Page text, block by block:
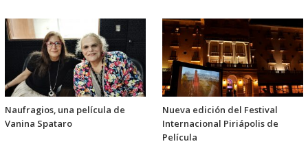
Naufragios, una película de
Vanina Spataro
Nueva edición del Festival
Internacional Piriápolis de
Película